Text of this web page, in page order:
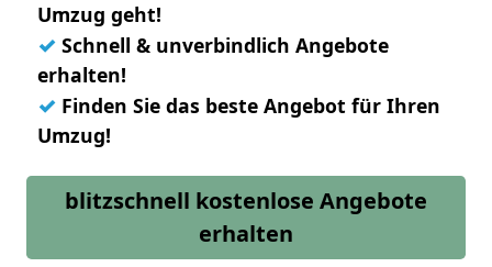
Umzug geht!
✓ Schnell & unverbindlich Angebote
erhalten!
✓ Finden Sie das beste Angebot für Ihren
Umzug!
blitzschnell kostenlose Angebote
erhalten